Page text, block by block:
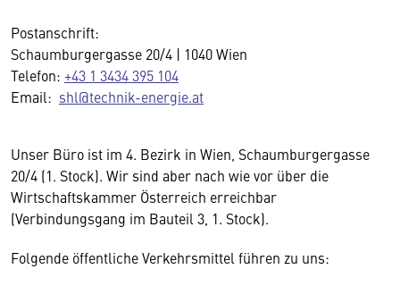
Postanschrift:
Schaumburgergasse 20/4 | 1040 Wien
Telefon: +43 1 3434 395 104
Email: shl@technik-energie.at
Unser Büro ist im 4. Bezirk in Wien, Schaumburgergasse
20/4 (1. Stock). Wir sind aber nach wie vor über die
Wirtschaftskammer Österreich erreichbar
(Verbindungsgang im Bauteil 3, 1. Stock).
Folgende öffentliche Verkehrsmittel führen zu uns: